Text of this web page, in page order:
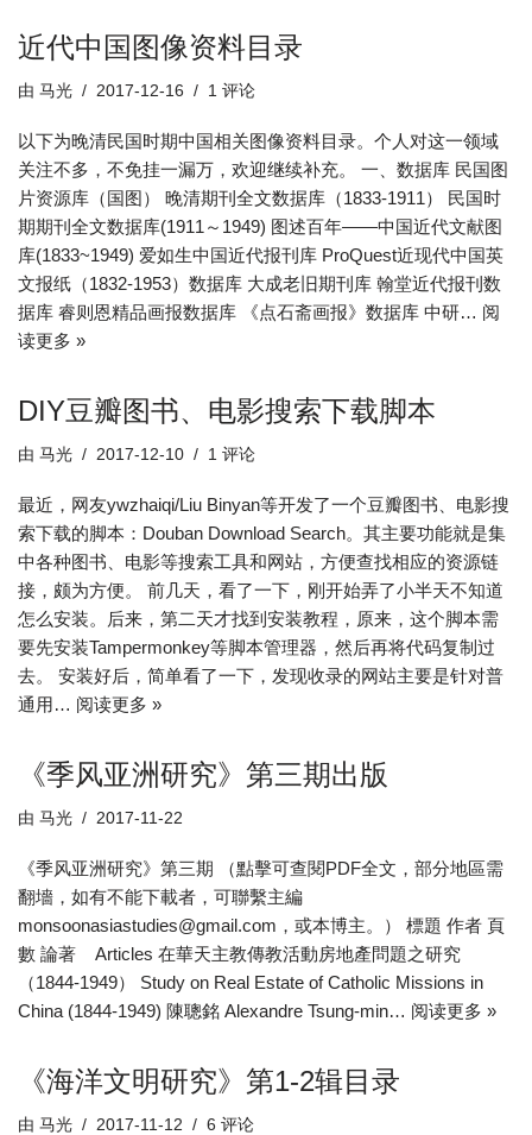
近代中国图像资料目录
由 马光 2017-12-16 1 评论
以下为晚清民国时期中国相关图像资料目录。个人对这一领域
关注不多，不免挂一漏万，欢迎继续补充。 一、数据库 民国图
片资源库（国图） 晚清期刊全文数据库（1833-1911） 民国时
期期刊全文数据库(1911～1949) 图述百年——中国近代文献图
库(1833~1949) 爱如生中国近代报刊库 ProQuest近现代中国英
文报纸（1832-1953）数据库 大成老旧期刊库 翰堂近代报刊数
据库 睿则恩精品画报数据库 《点石斋画报》数据库 中研… 阅
读更多 »
DIY豆瓣图书、电影搜索下载脚本
由 马光 2017-12-10 1 评论
最近，网友ywzhaiqi/Liu Binyan等开发了一个豆瓣图书、电影搜
索下载的脚本：Douban Download Search。其主要功能就是集
中各种图书、电影等搜索工具和网站，方便查找相应的资源链
接，颇为方便。 前几天，看了一下，刚开始弄了小半天不知道
怎么安装。后来，第二天才找到安装教程，原来，这个脚本需
要先安装Tampermonkey等脚本管理器，然后再将代码复制过
去。 安装好后，简单看了一下，发现收录的网站主要是针对普
通用… 阅读更多 »
《季风亚洲研究》第三期出版
由 马光 2017-11-22
《季风亚洲研究》第三期 （點擊可查閱PDF全文，部分地區需
翻墻，如有不能下載者，可聯繫主編
monsoonasiastudies@gmail.com，或本博主。） 標題 作者 頁
數 論著 Articles 在華天主教傳教活動房地產問題之研究
（1844-1949） Study on Real Estate of Catholic Missions in
China (1844-1949) 陳聰銘 Alexandre Tsung-min… 阅读更多 »
《海洋文明研究》第1-2辑目录
由 马光 2017-11-12 6 评论